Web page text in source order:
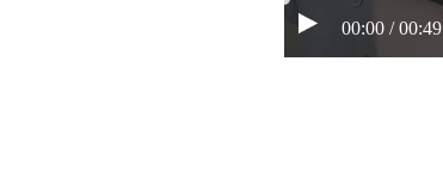
00:00 / 00:49